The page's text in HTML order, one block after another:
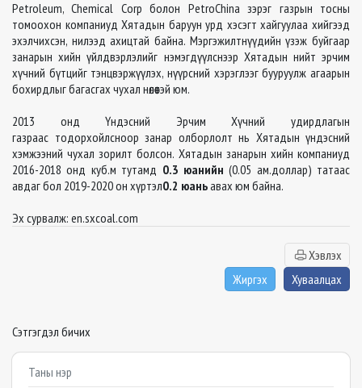
Petroleum, Chemical Corp болон PetroChina зэрэг газрын тосны
томоохон компаниуд Хятадын баруун урд хэсэгт хайгуулаа хийгээд
эхэлчихсэн, нилээд ахицтай байна. Мэргэжилтнүүдийн үзэж буйгаар
занарын хийн үйлдвэрлэлийг нэмэгдүүлснээр Хятадын нийт эрчим
хүчний бүтцийг тэнцвэржүүлэх, нүүрсний хэрэглээг бууруулж агаарын
бохирдлыг багасгах чухал нөлөөтэй юм.
2013 онд Үндэсний Эрчим Хүчний удирдлагын
газраас тодорхойлсноор занар олборлолт нь Хятадын үндэсний
хэмжээний чухал зорилт болсон. Хятадын занарын хийн компаниуд
2016-2018 онд куб.м тутамд 0.3 юанийн (0.05 ам.доллар) татаас
авдаг бол 2019-2020 он хүртэл0.2 юаньавах юм байна.
Эх сурвалж: en.sxcoal.com
Хэвлэх
Жиргэх
Хуваалцах
Сэтгэгдэл бичих